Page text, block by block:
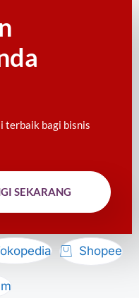
terbaik bagi bisnis
SEKARANG
Shopee